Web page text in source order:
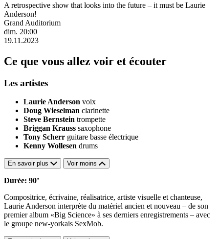
A retrospective show that looks into the future – it must be Laurie
Anderson!
Grand Auditorium
dim. 20:00
19.11.2023
Ce que vous allez voir et écouter
Les artistes
Laurie Anderson voix
Doug Wieselman clarinette
Steve Bernstein trompette
Briggan Krauss saxophone
Tony Scherr guitare basse électrique
Kenny Wollesen drums
En savoir plus Voir moins
Durée: 90’
Compositrice, écrivaine, réalisatrice, artiste visuelle et chanteuse,
Laurie Anderson interprète du matériel ancien et nouveau – de son
premier album «Big Science» à ses derniers enregistrements – avec
le groupe new-yorkais SexMob.